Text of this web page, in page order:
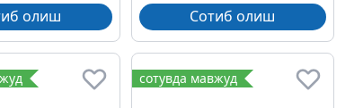
олиш Сотиб олиш
сотувда мавжуд